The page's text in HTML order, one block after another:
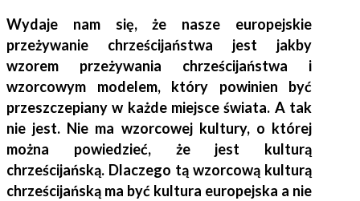
Wydaje nam się, że nasze europejskie
przeżywanie chrześcijaństwa jest jakby
wzorem przeżywania chrześcijaństwa i
wzorcowym modelem, który powinien być
przeszczepiany w każde miejsce świata. A tak
nie jest. Nie ma wzorcowej kultury, o której
można powiedzieć, że jest kulturą
chrześcijańską. Dlaczego tą wzorcową kulturą
chrześcijańską ma być kultura europejska a nie